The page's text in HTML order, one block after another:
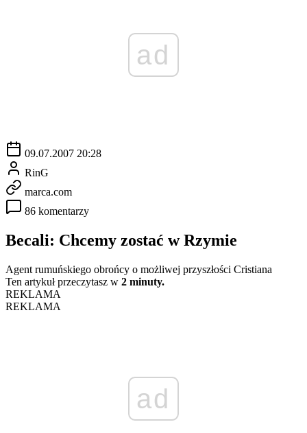
ad
09.07.2007 20:28
RinG
marca.com
86 komentarzy
Becali: Chcemy zostać w Rzymie
Agent rumuńskiego obrońcy o możliwej przyszłości Cristiana
Ten artykuł przeczytasz w 2 minuty.
REKLAMA
REKLAMA
ad